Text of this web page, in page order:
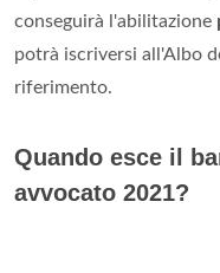
conseguirà l'abilitazione
potrà iscriversi all'Albo
riferimento.
Quando esce il
avvocato 2021?